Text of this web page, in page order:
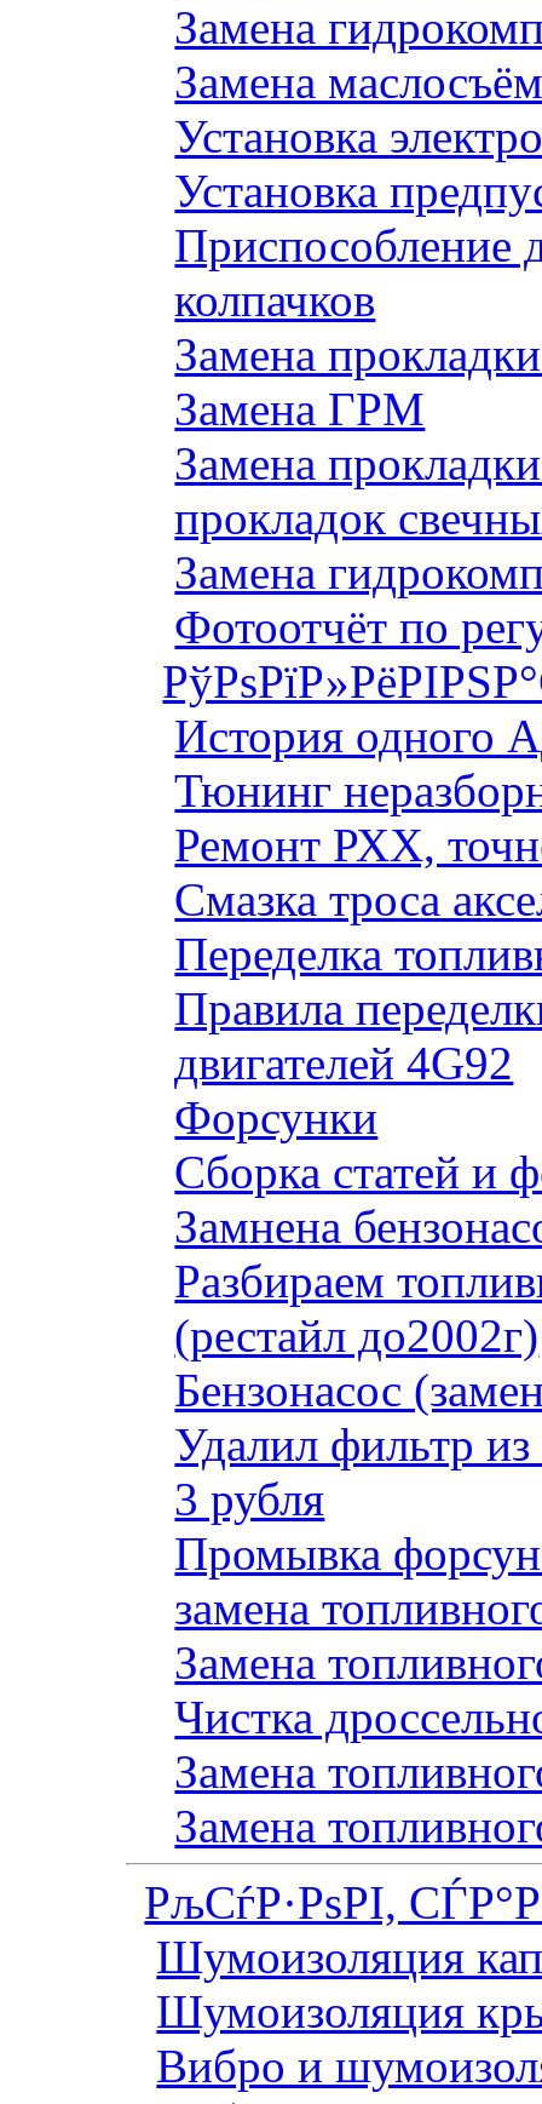
Замена
Замена
Установка
Установка
Приспособление
колпачков
Замена
Замена ГРМ
Замена
прокладок
Замена
Фотоотчёт по
История одного
Тюнинг
Ремонт РХХ,
Смазка троса
Переделка
Правила
двигателей 4G92
Форсунки
Сборка статей и
Замнена
Разбираем
(рестайл до2002г)
Бензонасос
Удалил фильтр
3 рубля
Промывка
замена
Замена
Чистка
Замена
Замена
РљСѓР·РѕРІ,
Шумоизоляция
Шумоизоляция
Вибро и